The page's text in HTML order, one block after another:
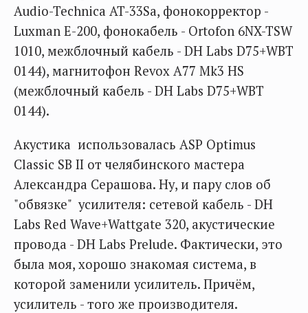
Audio-Technica AT-33Sa, фонокорректор -
Luxman E-200, фонокабель - Ortofon 6NX-TSW
1010, межблочный кабель - DH Labs D75+WBT
0144), магнитофон Revox A77 Mk3 HS
(межблочный кабель - DH Labs D75+WBT
0144).
Акустика использовалась ASP Optimus
Classic SB II от челябинского мастера
Александра Серашова. Ну, и пару слов об
"обвязке" усилителя: сетевой кабель - DH
Labs Red Wave+Wattgate 320, акустические
провода - DH Labs Prelude. Фактически, это
была моя, хорошо знакомая система, в
которой заменили усилитель. Причём,
усилитель - того же производителя.